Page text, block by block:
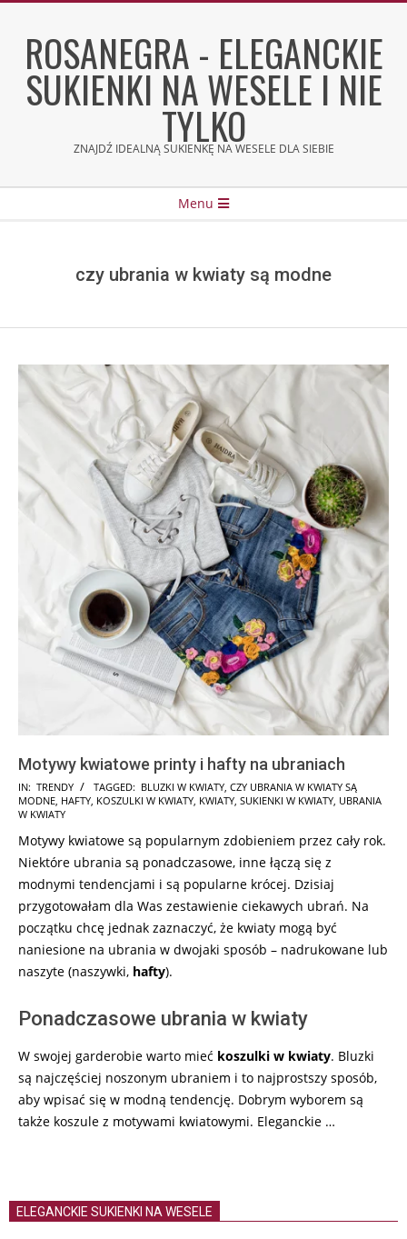
contentROSANEGRA - ELEGANCKIE
SUKIENKI NA WESELE I NIE
TYLKO
ZNAJDŹ IDEALNĄ SUKIENKĘ NA WESELE DLA SIEBIE
Menu
czy ubrania w kwiaty są modne
Motywy kwiatowe printy i hafty na ubraniach
2024-
09-
IN: TRENDY TAGGED: BLUZKI W KWIATY, CZY UBRANIA W KWIATY SĄ
MODNE, HAFTY, KOSZULKI W KWIATY, KWIATY, SUKIENKI W KWIATY, UBRANIA
W KWIATY
Motywy kwiatowe są popularnym zdobieniem przez cały rok.
Niektóre ubrania są ponadczasowe, inne łączą się z
modnymi tendencjami i są popularne krócej. Dzisiaj
przygotowałam dla Was zestawienie ciekawych ubrań. Na
początku chcę jednak zaznaczyć, że kwiaty mogą być
naniesione na ubrania w dwojaki sposób – nadrukowane lub
naszyte (naszywki, hafty).
Ponadczasowe ubrania w kwiaty
W swojej garderobie warto mieć koszulki w kwiaty. Bluzki
są najczęściej noszonym ubraniem i to najprostszy sposób,
aby wpisać się w modną tendencję. Dobrym wyborem są
także koszule z motywami kwiatowymi. Eleganckie …
ELEGANCKIE SUKIENKI NA WESELE